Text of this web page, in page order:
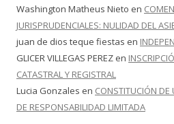
Washington Matheus Nieto en
JURISPRUDENCIALES: NULIDAD DEL
juan de dios teque fiestas en
GLICER VILLEGAS PEREZ en
CATASTRAL Y REGISTRAL
Lucia Gonzales en CONSTITUCIÓN DE
DE RESPONSABILIDAD LIMITADA